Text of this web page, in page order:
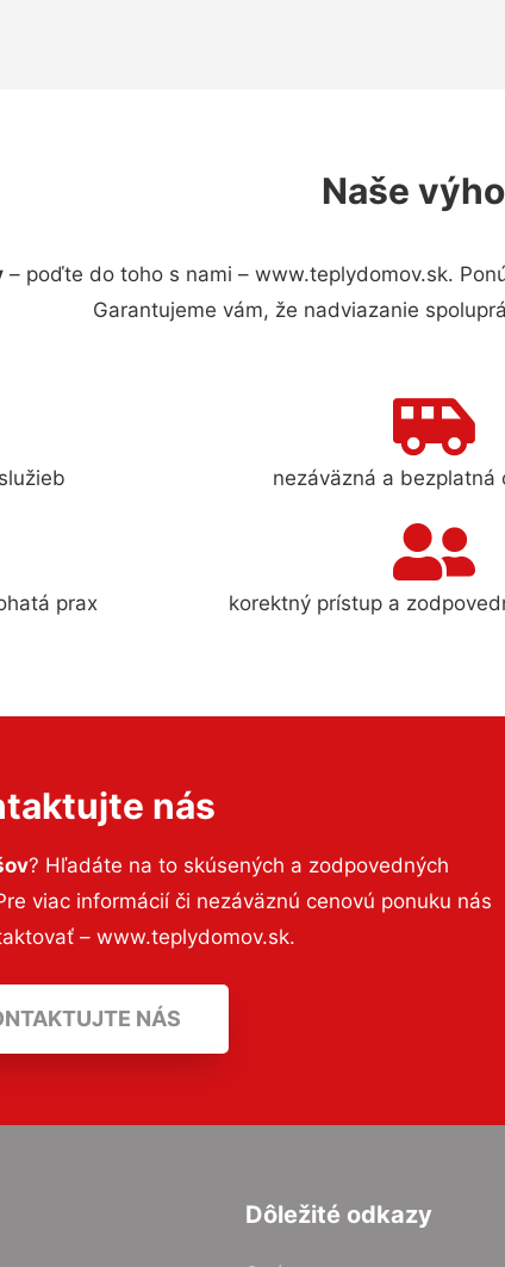
Naše
– poďte do toho s nami – www.teplydomov.sk.
Garantujeme vám, že nadviazanie
nezáväzná a bezplatná
prax korektný prístup a
nás
? Hľadáte na to skúsených a zodpovedných
viac informácií či nezáväznú cenovú ponuku nás
– www.teplydomov.sk.
NÁS
Dôležité odkazy